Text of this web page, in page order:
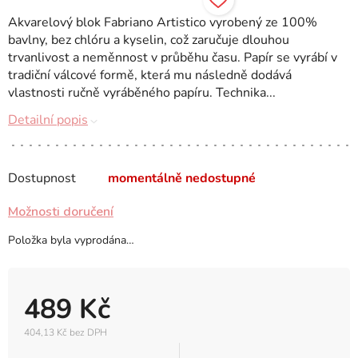
Dostupnost momentálně nedostupné
489 Kč
404,13 Kč bez DPH
Možnosti doručení
Položka byla vyprodána…
Akvarelový blok Fabriano Artistico vyrobený ze 100%
bavlny, bez chlóru a kyselin, což zaručuje dlouhou
trvanlivost a neměnnost v průběhu času. Papír se vyrábí v
tradiční válcové formě, která mu následně dodává
vlastnosti ručně vyráběného papíru. Technika...
Detailní popis